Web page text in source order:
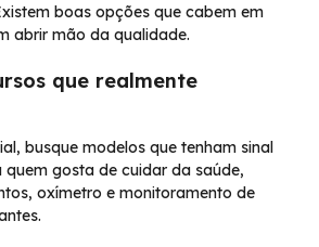
boas opções que cabem em
abrir mão da qualidade.
que realmente
busque modelos que tenham sinal
quem gosta de cuidar da saúde,
oxímetro e monitoramento de